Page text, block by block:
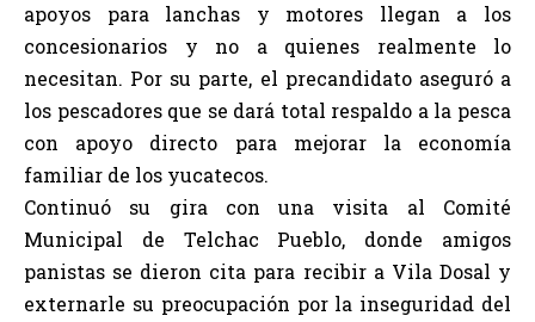
apoyos para lanchas y motores llegan a los
concesionarios y no a quienes realmente lo
necesitan. Por su parte, el precandidato aseguró a
los pescadores que se dará total respaldo a la pesca
con apoyo directo para mejorar la economía
familiar de los yucatecos.
Continuó su gira con una visita al Comité
Municipal de Telchac Pueblo, donde amigos
panistas se dieron cita para recibir a Vila Dosal y
externarle su preocupación por la inseguridad del